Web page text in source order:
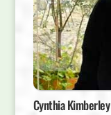
Cynthia Kimberley